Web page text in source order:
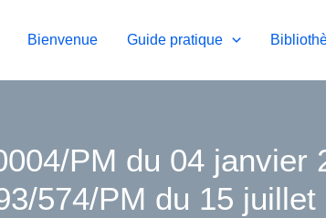
Bienvenue Guide pratique
PM du 04 janvier
574/PM du 15